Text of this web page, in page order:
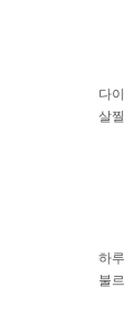
다
살
하
불